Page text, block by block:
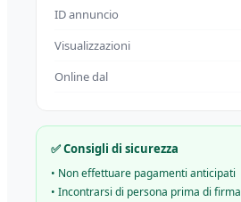
ID annuncio
Visualizzazioni
Online dal
✅ Consigli di sicurezza
• Non effettuare pagamenti anticipati
• Incontrarsi di persona prima di